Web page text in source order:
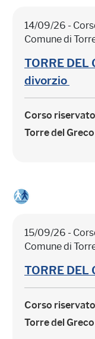
14/09/26 -
Comune di
TORRE DEL
divorzio
Corso
Torre del Greco
15/09/26 -
Comune di
TORRE DEL
Corso
Torre del Greco